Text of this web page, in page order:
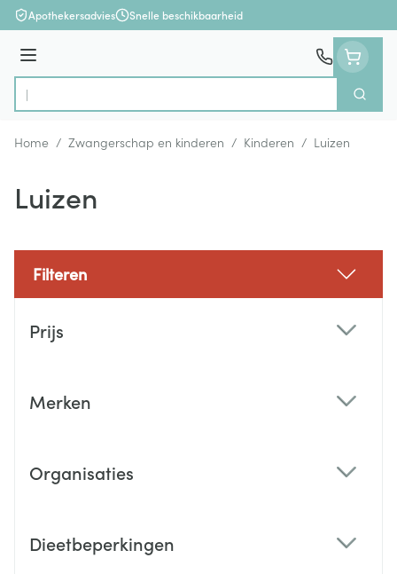
Ga naar de inhoud
Apothekersadvies Snelle beschikbaarheid
Menu
Product, merk, categorie...
Zoek
Home / Zwangerschap en kinderen / Kinderen / Luizen
Luizen
Filteren
Prijs
Merken
Organisaties
Dieetbeperkingen